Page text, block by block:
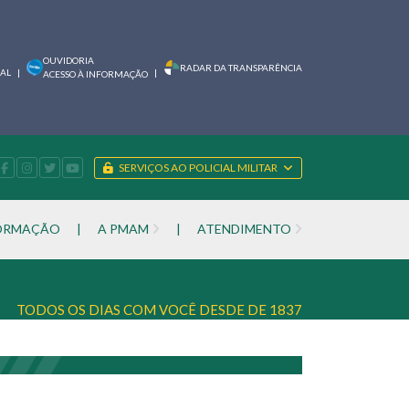
|
OUVIDORIA
ACESSO À INFORMAÇÃO
| RADAR DA TRANSPARÊNCIA
SERVIÇOS AO POLICIAL MILITAR
| A PMAM | ATENDIMENTO
TODOS OS DIAS COM VOCÊ DESDE DE 1837